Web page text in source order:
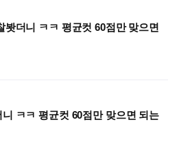
봣더니 ㅋㅋ 평균컷 60점만 맞으면
ㅋㅋ 평균컷 60점만 맞으면 되는